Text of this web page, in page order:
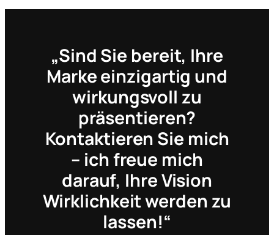
„Sind Sie bereit, Ihre
Marke einzigartig und
wirkungsvoll zu
präsentieren?
Kontaktieren Sie mich
– ich freue mich
darauf, Ihre Vision
Wirklichkeit werden zu
lassen!“